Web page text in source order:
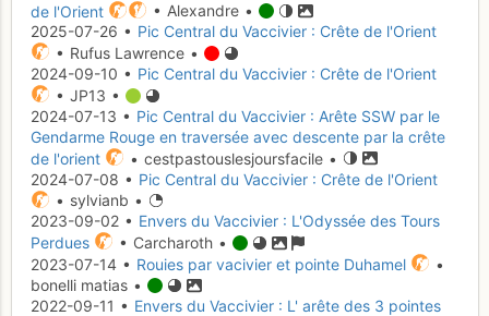
de l'Orient
• Alexandre •
2025-07-26 • Pic Central du Vaccivier : Crête de l'Orient
• Rufus Lawrence •
2024-09-10 • Pic Central du Vaccivier : Crête de l'Orient
• JP13 •
2024-07-13 • Pic Central du Vaccivier : Arête SSW par le
Gendarme Rouge en traversée avec descente par la crête
de l'orient
• cestpastouslesjoursfacile •
2024-07-08 • Pic Central du Vaccivier : Crête de l'Orient
• sylvianb •
2023-09-02 • Envers du Vaccivier : L'Odyssée des Tours
Perdues
• Carcharoth •
2023-07-14 • Rouies par vacivier et pointe Duhamel
•
bonelli matias •
2022-09-11 • Envers du Vaccivier : L' arête des 3 pointes